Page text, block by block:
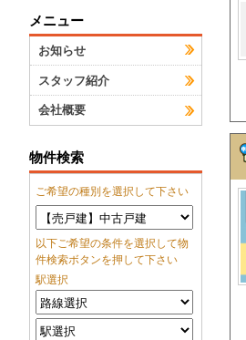
メニュー
お知らせ
スタッフ紹介
会社概要
物件検索
ご希望の種別を選択して下さい
以下ご希望の条件を選択して物
件検索ボタンを押して下さい
駅選択